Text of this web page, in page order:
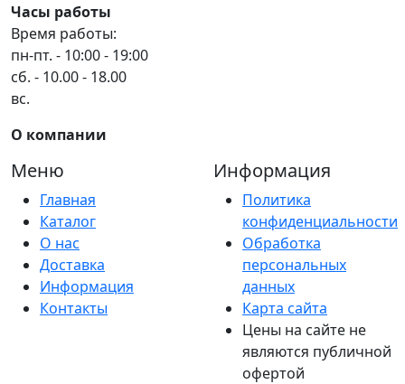
Часы работы
Время работы:
пн-пт. - 10:00 - 19:00
сб. - 10.00 - 18.00
вс.
О компании
Меню
Главная
Каталог
О нас
Доставка
Информация
Контакты
Информация
Политика
конфиденциальности
Обработка
персональных
данных
Карта сайта
Цены на сайте не
являются публичной
офертой